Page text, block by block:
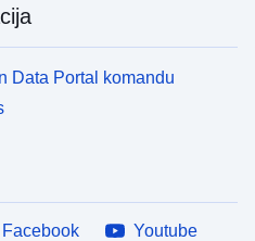
Data Portal komandu
Facebook
Youtube